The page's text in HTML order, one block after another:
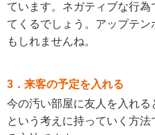
ています。ネガティブな行
てくるでしょう。アップテ
もしれませんね。
3．来客の予定を入れる
今の汚い部屋に友人を入れ
という考えに持っていく方